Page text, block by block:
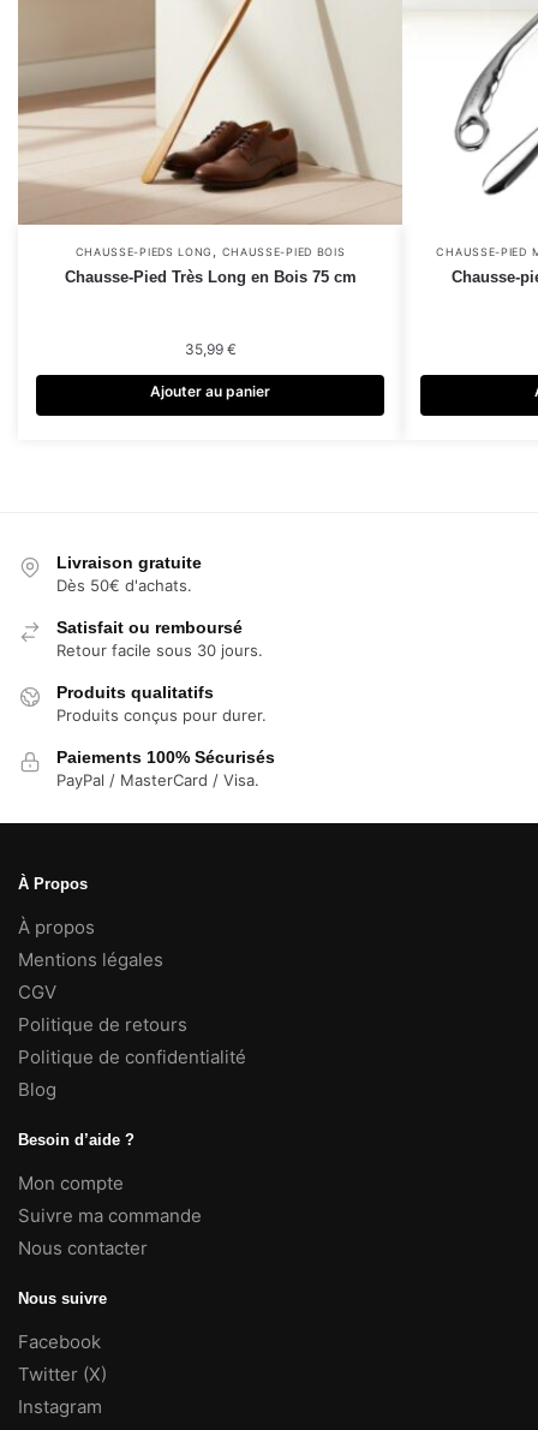
CHAUSSE-PIEDS LONG CHAUSSE-PIED BOIS
Chausse-Pied Très Long en Bois 75 cm
35,99 €
Ajouter au panier
CHAUSSE-PIED
Chausse-
Livraison gratuite
Dès 50€ d'achats.
Satisfait ou remboursé
Retour facile sous 30 jours.
Produits qualitatifs
Produits conçus pour durer.
Paiements 100% Sécurisés
PayPal / MasterCard / Visa.
À Propos
À propos
Mentions légales
CGV
Politique de retours
Politique de confidentialité
Blog
Besoin d’aide ?
Mon compte
Suivre ma commande
Nous contacter
Nous suivre
Facebook
Twitter (X)
Instagram